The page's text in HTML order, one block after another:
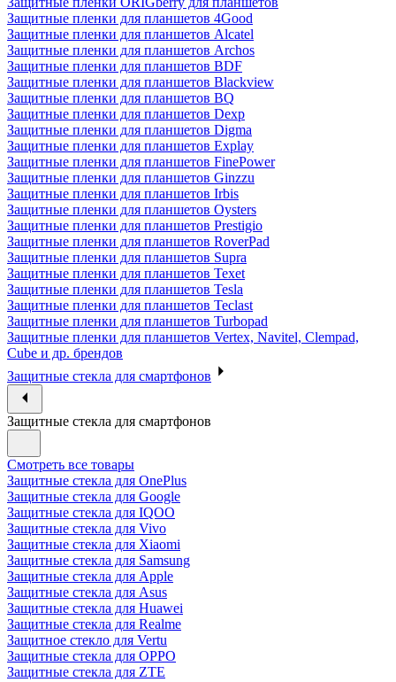
Защитные пленки для планшетов 4Good
Защитные пленки для планшетов Alcatel
Защитные пленки для планшетов Archos
Защитные пленки для планшетов BDF
Защитные пленки для планшетов Blackview
Защитные пленки для планшетов BQ
Защитные пленки для планшетов Dexp
Защитные пленки для планшетов Digma
Защитные пленки для планшетов Explay
Защитные пленки для планшетов FinePower
Защитные пленки для планшетов Ginzzu
Защитные пленки для планшетов Irbis
Защитные пленки для планшетов Oysters
Защитные пленки для планшетов Prestigio
Защитные пленки для планшетов RoverPad
Защитные пленки для планшетов Supra
Защитные пленки для планшетов Texet
Защитные пленки для планшетов Tesla
Защитные пленки для планшетов Teclast
Защитные пленки для планшетов Turbopad
Защитные пленки для планшетов Vertex, Navitel, Clempad,
Cube и др. брендов
Защитные стекла для смартфонов
Защитные стекла для смартфонов
Смотреть все товары
Защитные стекла для OnePlus
Защитные стекла для Google
Защитные стекла для IQOO
Защитные стекла для Vivo
Защитные стекла для Xiaomi
Защитные стекла для Samsung
Защитные стекла для Apple
Защитные стекла для Asus
Защитные стекла для Huawei
Защитные стекла для Realme
Защитное стекло для Vertu
Защитные стекла для OPPO
Защитные стекла для ZTE